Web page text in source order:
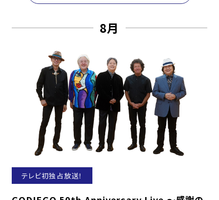
8月
テレビ初独占放送！